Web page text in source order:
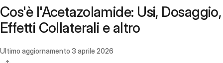
Cos'è l'Acetazolamide: Usi, Dosaggio,
Effetti Collaterali e altro
Ultimo aggiornamento 3 aprile 2026